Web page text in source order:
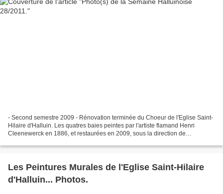
- Second semestre 2009 - Rénovation terminée du Choeur de l'Eglise Saint-
Hilaire d'Halluin. Les quatres baies peintes par l'artiste flamand Henri
Cleenewerck en 1886, et restaurées en 2009, sous la direction de
Les Peintures Murales de l'Eglise Saint-Hilaire
d'Halluin... Photos.